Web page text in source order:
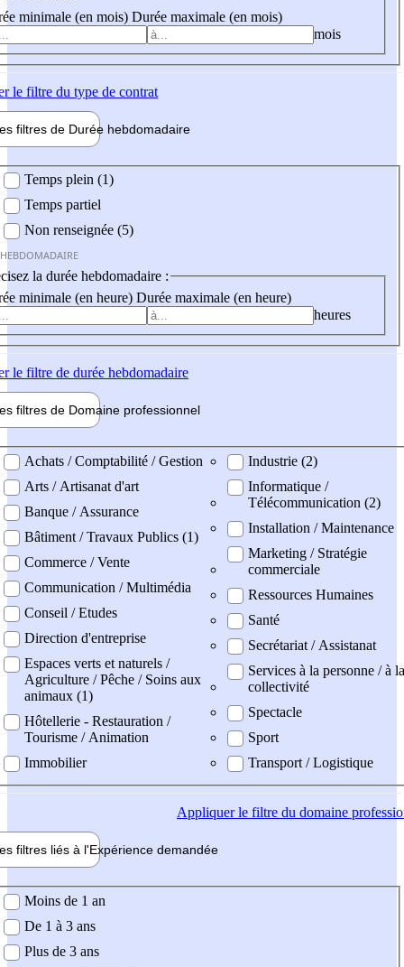
minimale (en mois) Durée maximale (en mois)
mois
le filtre du type de contrat
filtres de Durée hebdomadaire
Temps plein (1)
Temps partiel
Non renseignée (5)
la durée hebdomadaire :
minimale (en heure) Durée maximale (en heure)
heures
le filtre de durée hebdomadaire
filtres de Domaine professionnel
professionel
Achats / Comptabilité / Gestion
Arts / Artisanat d'art
Banque / Assurance
Bâtiment / Travaux Publics (1)
Commerce / Vente
Communication / Multimédia
Conseil / Etudes
Direction d'entreprise
Espaces verts et naturels /
Agriculture / Pêche / Soins aux
animaux (1)
Hôtellerie - Restauration /
Tourisme / Animation
Immobilier
Industrie (2)
Informatique /
Télécommunication (2)
Installation / Maintenance
Marketing / Stratégie
commerciale
Ressources Humaines
Santé
Secrétariat / Assistanat
Services à la personne / à la
collectivité
Spectacle
Sport
Transport / Logistique
Appliquerle filtre du domaine
filtres liés à l'Expérience demandée
demandée
Moins de 1 an
De 1 à 3 ans
Plus de 3 ans